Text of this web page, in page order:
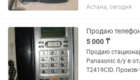
Астана, сегодня
5 000 ₸
Продаю
Panasonic б/у в
T2419CID.